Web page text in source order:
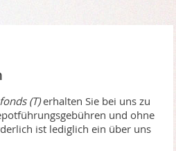
(T)erhalten Sie bei uns zu
und ohne
ist lediglich ein über uns